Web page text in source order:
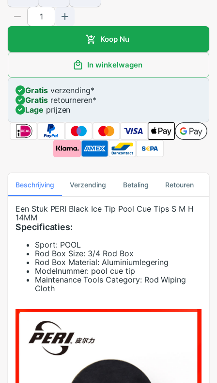
Koop Nu
In winkelwagen
Gratisverzending*
Gratisretourneren*
Lage prijzen
Beschrijving Verzending Betaling Retouren
Een Stuk PERI Black Ice Tip Pool Cue Tips S M H
14MM
Specificaties:
Sport: POOL
Rod Box Size: 3/4 Rod Box
Rod Box Material: Aluminiumlegering
Modelnummer: pool cue tip
Maintenance Tools Category: Rod Wiping
Cloth